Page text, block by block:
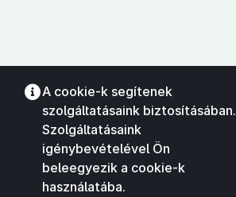
A cookie-k segítenek
szolgáltatásaink biztosításában.
Szolgáltatásaink
igénybevételével Ön
beleegyezik a cookie-k
használatába.